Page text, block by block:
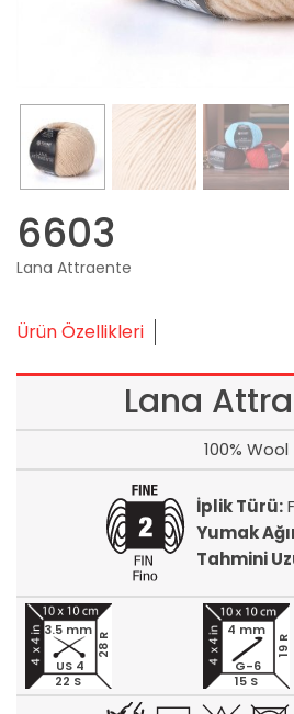
6603
Lana Attraente
Ürün Özellikleri
Lana
100% Wool
İplik Türü:
Yumak
Tahmini
22 S
28 R
3.5 mm
US 4
15 S
19 R
4 mm
G-6